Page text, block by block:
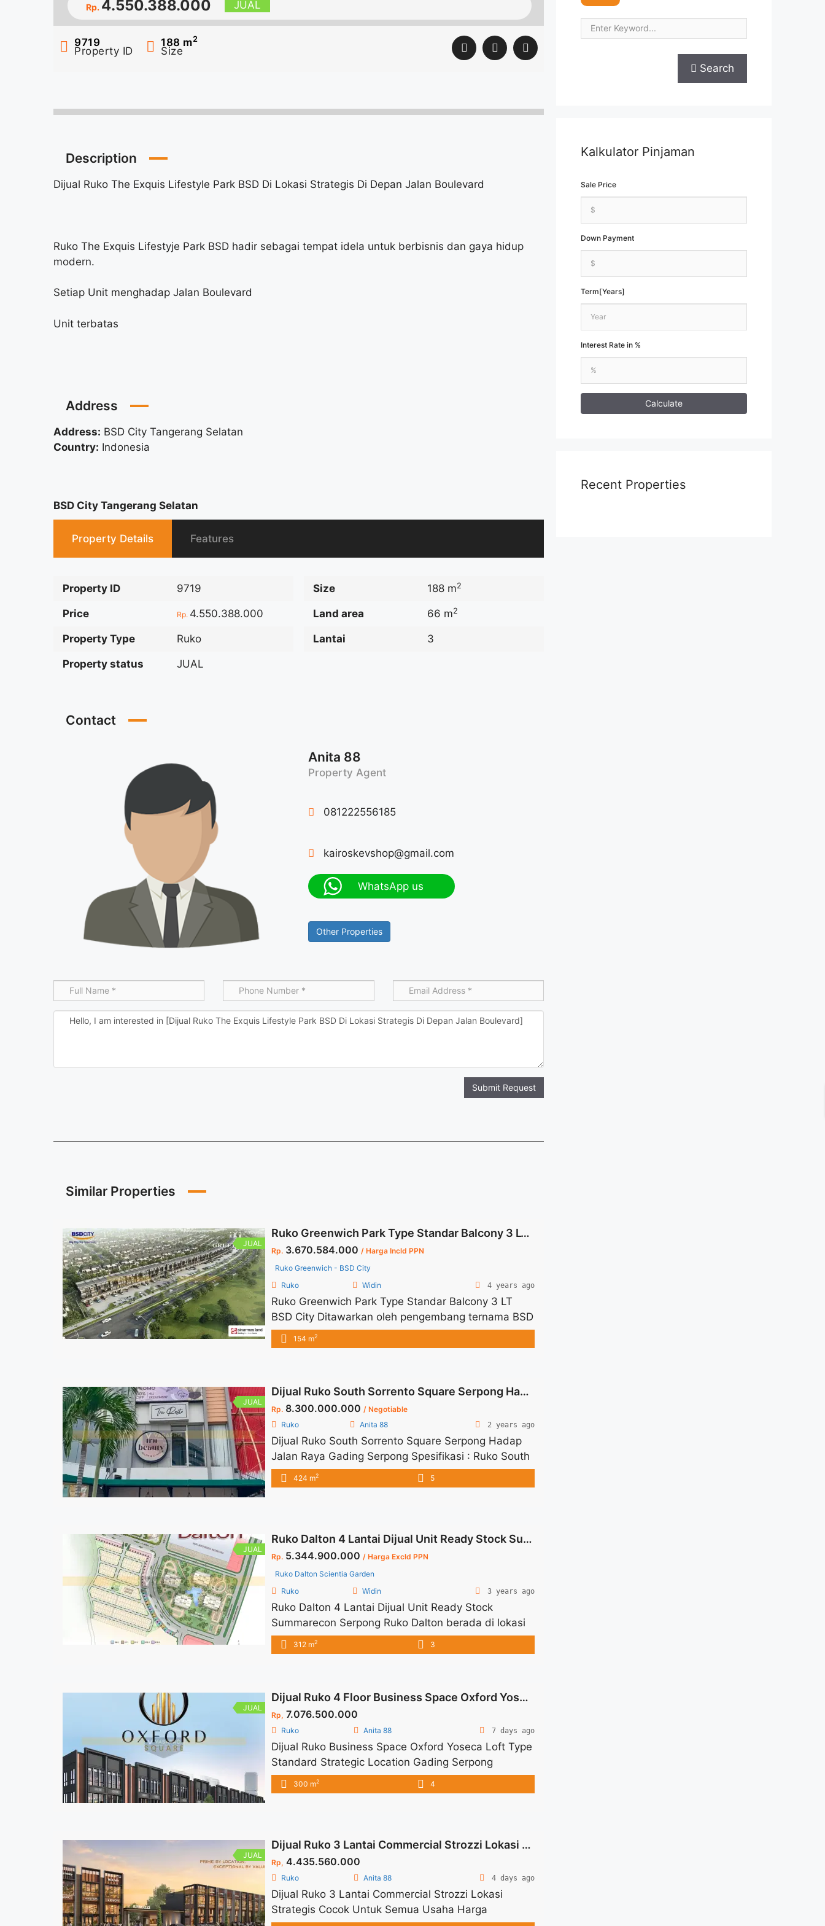
Rp. 4.550.388.000 JUAL
9719
Property ID
188 m2
Size
Description
Dijual Ruko The Exquis Lifestyle Park BSD Di Lokasi Strategis Di Depan Jalan Boulevard
Ruko The Exquis Lifestyje Park BSD hadir sebagai tempat idela untuk berbisnis dan gaya hidup
modern.
Setiap Unit menghadap Jalan Boulevard
Unit terbatas
Address
Address: BSD City Tangerang Selatan
Country: Indonesia
BSD City Tangerang Selatan
Property Details Features
Property ID 9719
Price Rp. 4.550.388.000
Property Type Ruko
Property status JUAL
Size 188 m2
Land area 66 m2
Lantai 3
Contact
Anita 88
Property Agent
081222556185
kairoskevshop@gmail.com
WhatsApp us
Other Properties
Submit Request
Similar Properties
JUAL
Ruko Greenwich Park Type Standar Balcony 3 LT BSD City
Rp. 3.670.584.000 / Harga Incld PPN
Ruko Greenwich - BSD City
Ruko
Widin 4 years ago
Ruko Greenwich Park Type Standar Balcony 3 LT
BSD City Ditawarkan oleh pengembang ternama BSD
City Ruko 3 LT dan terdapat Balcony Sekelilingnya
adalah perumahan mewah dan strategis lokasi
154 m2
JUAL
Dijual Ruko South Sorrento Square Serpong Hadap Jalan Raya Gading Serpong
Rp. 8.300.000.000 / Negotiable
Ruko
Anita 88 2 years ago
Dijual Ruko South Sorrento Square Serpong Hadap
Jalan Raya Gading Serpong Spesifikasi : Ruko South
Sorento Square Serpong LT 156,3 M2 LB 424 M2 (3
Lantai di bangun Fulled) Listrik 21.000 Kamar Mandi
South Sorrento Square Serpong Hadap Jalan Raya
Gading Serpong" class="read-more"
href="https://vasapro.com/property/dijual-ruko-
south-sorrento-square-serpong-hadap-jalan-raya-
gading-serpong/" aria-label="Read more about
Dijual Ruko South Sorrento Square Serpong Hadap
Jalan Raya Gading Serpong">Read more</a>
424 m2 5
JUAL
Ruko Dalton 4 Lantai Dijual Unit Ready Stock Summarecon Serpong
Rp. 5.344.900.000 / Harga Excld PPN
Ruko Dalton Scientia Garden
Ruko
Widin 3 years ago
Ruko Dalton 4 Lantai Dijual Unit Ready Stock
Summarecon Serpong Ruko Dalton berada di lokasi
strategis Kawasan Scientia Garden dan diapit oleh
beberapa cluster dan kawasan tempat tinggal yang
Summarecon Serpong.
312 m2 3
JUAL
Dijual Ruko 4 Floor Business Space Oxford Yoseca Loft Type Standard Strategic Location Gading Serpong
Rp, 7.076.500.000
Ruko Anita 88 7 days ago
Dijual Ruko Business Space Oxford Yoseca Loft Type
Standard Strategic Location Gading Serpong
Spesifikasi : Size LT : 85 M2 Size LB : 300 M2 Floor :
4 Lantai Type : Standard BAST : 24 Bulan Produk
300 m2 4
JUAL
Dijual Ruko 3 Lantai Commercial Strozzi Lokasi Strategis Cocok Untuk Semua Usaha Harga Launching Gading Serpong
Rp, 4.435.560.000
Ruko Anita 88 4 days ago
Dijual Ruko 3 Lantai Commercial Strozzi Lokasi
Strategis Cocok Untuk Semua Usaha Harga
Search
Kalkulator Pinjaman
Sale Price
Down Payment
Term[Years]
Interest Rate in %
Calculate
Recent Properties